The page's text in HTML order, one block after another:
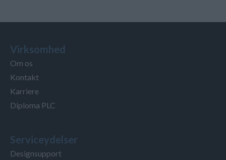
Virksomhed
Om os
Kontakt
Karriere
Diploma PLC
Serviceydelser
Designsupport